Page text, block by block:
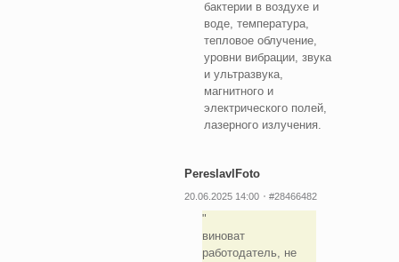
бактерии в воздухе и
воде, температура,
тепловое облучение,
уровни вибрации, звука
и ультразвука,
магнитного и
электрического полей,
лазерного излучения.
PereslavlFoto
20.06.2025 14:00 #28466482
виноват
работодатель, не